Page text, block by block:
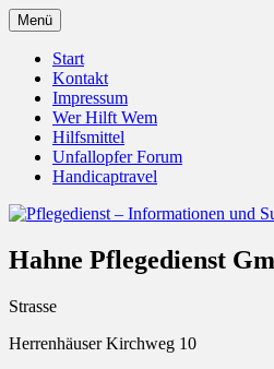
Zum
Inhalt
springen
Pflegedienst –
und Suche nach
Unfallopfer – Hilfswerk
Menü
Start
Kontakt
Impressum
Wer Hilft Wem
Hilfsmittel
Unfallopfer Forum
Handicaptravel
Hahne Pflegedienst
Strasse
Herrenhäuser Kirchweg 10